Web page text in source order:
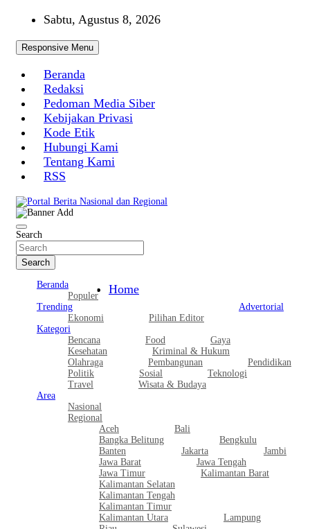
content
Sabtu, Agustus 8, 2026
Responsive Menu
Beranda
Redaksi
Pedoman Media Siber
Kebijakan Privasi
Kode Etik
Hubungi Kami
Tentang Kami
RSS
Portal Berita Nasional dan Regional
Search
Search
Beranda
Populer
Trending
Ekonomi
Pilihan Editor
Advertorial
Kategori
Bencana
Food
Gaya
Kesehatan
Kriminal & Hukum
Olahraga
Pembangunan
Pendidikan
Politik
Sosial
Teknologi
Travel
Wisata & Budaya
Area
Nasional
Regional
Aceh
Bali
Bangka Belitung
Bengkulu
Banten
Jakarta
Jambi
Jawa Barat
Jawa Tengah
Jawa Timur
Kalimantan Barat
Kalimantan Selatan
Kalimantan Tengah
Kalimantan Timur
Kalimantan Utara
Lampung
Home